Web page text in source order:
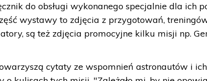
do obsługi wykonanego specjalnie dla ich
wystawy to zdjęcia z przygotowań,
są też zdjęcia promocyjne kilku misji np.
cytaty ze wspomnień astronautów i